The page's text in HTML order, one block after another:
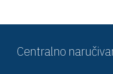
Centralno